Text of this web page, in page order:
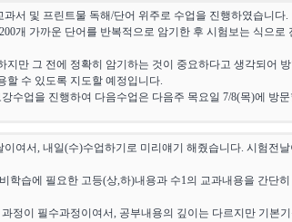
서 및 프린트물 독해/단어 위주로 수업을 진행하였습니다.
개 가까운 단어를 반복적으로 암기한 후 시험보는 식으
지만 그 전에 정확히 암기하는 것이 중요하다고 생각되어
할 수 있도록 지도할 예정입니다.
수업을 진행하여 다음수업은 다음주 목요일 7/8(목)에 방
여서, 내일(수)수업하기로 미리얘기 해줬습니다. 시험전
학습에 필요한 고등(상,하)내용과 수1의 교과내용을 간단
정이 필수과정이여서, 공부내용의 깊이는 다르지만 기본